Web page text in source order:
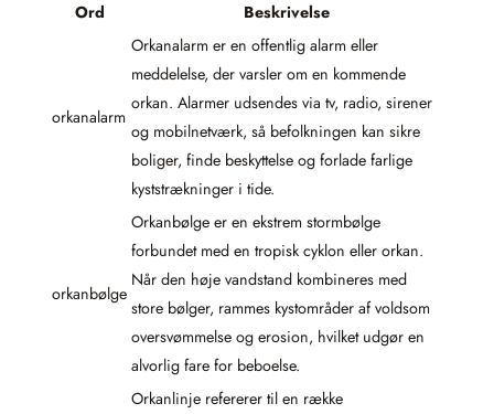
Ord Beskrivelse
orkanalarm
Orkanalarm er en offentlig alarm eller
meddelelse, der varsler om en kommende
orkan. Alarmer udsendes via tv, radio, sirener
og mobilnetværk, så befolkningen kan sikre
boliger, finde beskyttelse og forlade farlige
kyststrækninger i tide.
orkanbølge
Orkanbølge er en ekstrem stormbølge
forbundet med en tropisk cyklon eller orkan.
Når den høje vandstand kombineres med
store bølger, rammes kystområder af voldsom
oversvømmelse og erosion, hvilket udgør en
alvorlig fare for beboelse.
Orkanlinje refererer til en række